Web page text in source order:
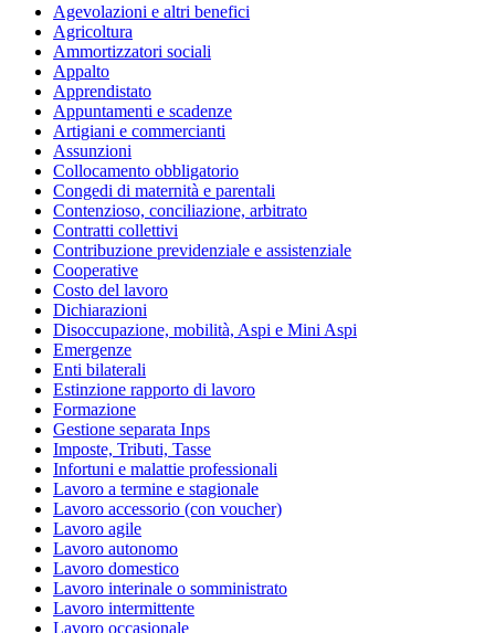
Agevolazioni e altri benefici
Agricoltura
Ammortizzatori sociali
Appalto
Apprendistato
Appuntamenti e scadenze
Artigiani e commercianti
Assunzioni
Collocamento obbligatorio
Congedi di maternità e parentali
Contenzioso, conciliazione, arbitrato
Contratti collettivi
Contribuzione previdenziale e assistenziale
Cooperative
Costo del lavoro
Dichiarazioni
Disoccupazione, mobilità, Aspi e Mini Aspi
Emergenze
Enti bilaterali
Estinzione rapporto di lavoro
Formazione
Gestione separata Inps
Imposte, Tributi, Tasse
Infortuni e malattie professionali
Lavoro a termine e stagionale
Lavoro accessorio (con voucher)
Lavoro agile
Lavoro autonomo
Lavoro domestico
Lavoro interinale o somministrato
Lavoro intermittente
Lavoro occasionale